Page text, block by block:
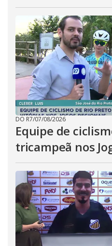
DO R7/07/08/2026
Equipe de
tricampeã nos